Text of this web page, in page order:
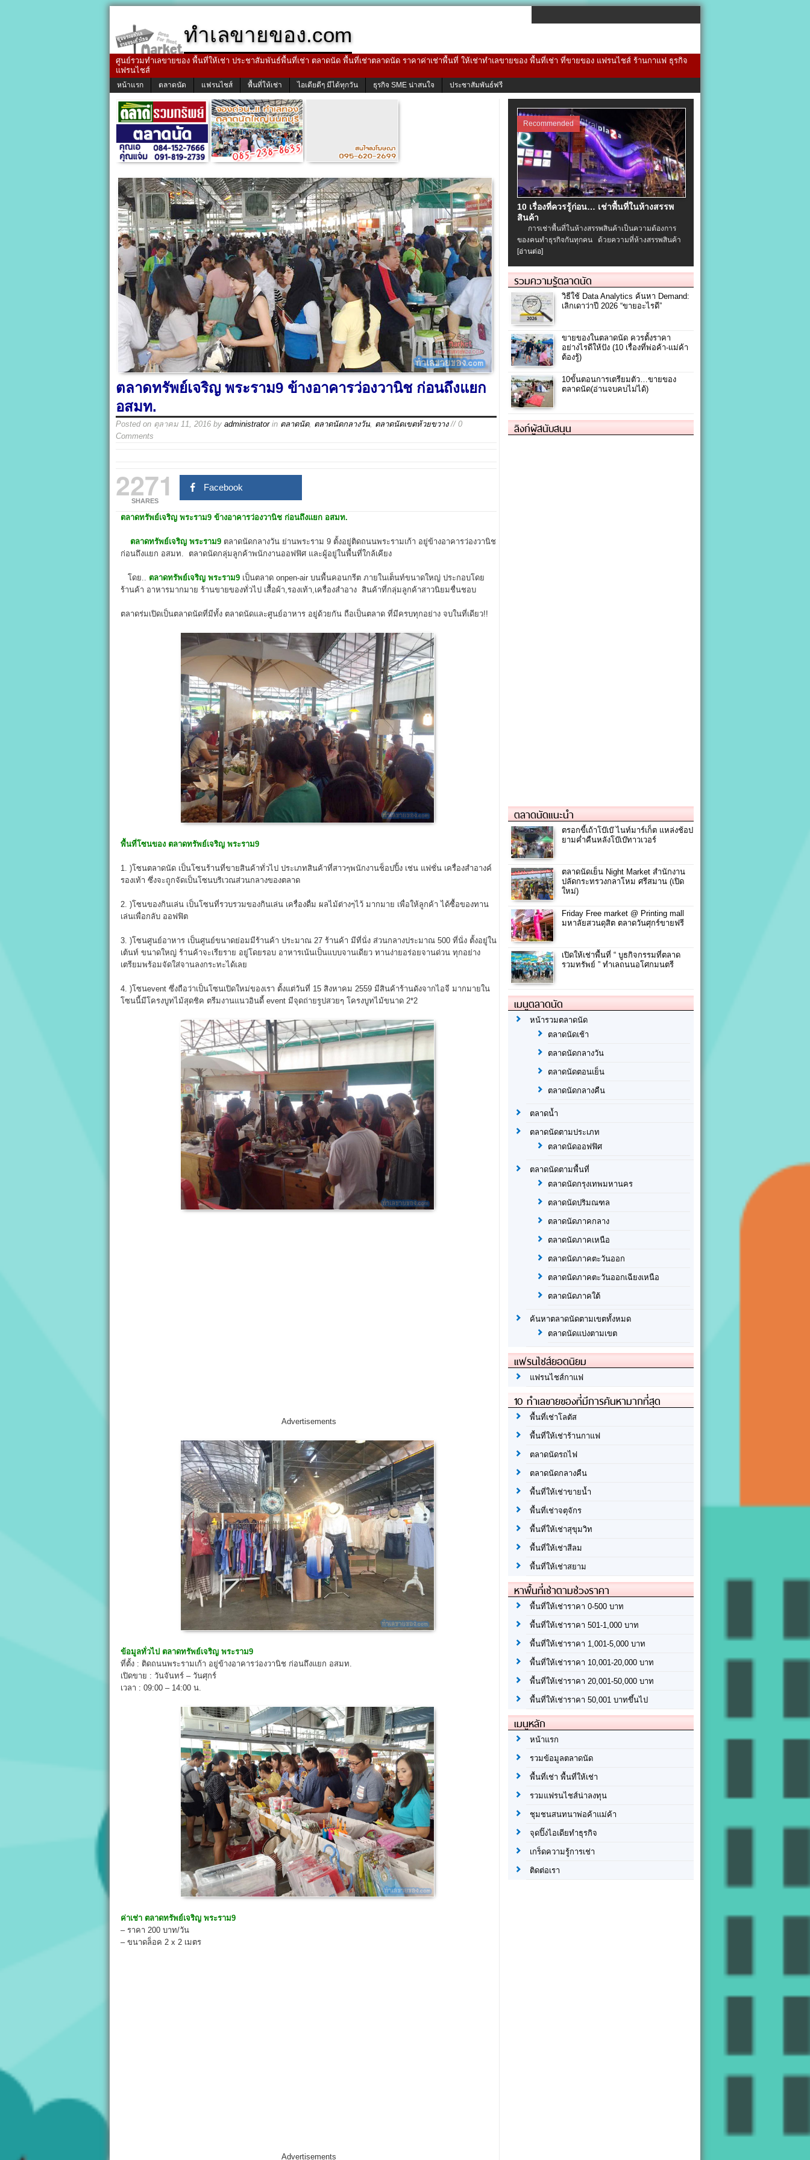
ทำเลขายของ.com
ศูนย์รวมทำเลขายของ พื้นที่ให้เช่า ประชาสัมพันธ์พื้นที่เช่า ตลาดนัด พื้นที่เช่าตลาดนัด ราคาค่าเช่าพื้นที่ ให้เช่าทำเลขายของ พื้นที่เช่า ที่ขายของ แฟรนไชส์ ร้านกาแฟ ธุรกิจ
แฟรนไชส์
หน้าแรก ตลาดนัด แฟรนไชส์ พื้นที่ให้เช่า ไอเดียดีๆ มีได้ทุกวัน ธุรกิจ SME น่าสนใจ ประชาสัมพันธ์ฟรี
ตลาดทรัพย์เจริญ พระราม9 ข้างอาคารว่องวานิช ก่อนถึงแยก
อสมท.
Posted on ตุลาคม 11, 2016 by administratorin ตลาดนัด, ตลาดนัดกลางวัน ตลาดนัดเขตห้วยขวาง// 0
Comments
2271
SHARES
Facebook
ตลาดทรัพย์เจริญ พระราม9 ข้างอาคารว่องวานิช ก่อนถึงแยก อสมท.
ตลาดทรัพย์เจริญ พระราม9 ตลาดนัดกลางวัน ย่านพระราม 9 ตั้งอยู่ติดถนนพระรามเก้า อยู่ข้างอาคารว่องวานิช
ก่อนถึงแยก อสมท. ตลาดนัดกลุ่มลูกค้าพนักงานออฟฟิศ และผู้อยู่ในพื้นที่ใกล้เคียง
โดย.. ตลาดทรัพย์เจริญ พระราม9 เป็นตลาด onpen-air บนพื้นคอนกรีต ภายในเต็นท์ขนาดใหญ่ ประกอบโดย
ร้านค้า อาหารมากมาย ร้านขายของทั่วไป เสื้อผ้า,รองเท้า,เครื่องสำอาง สินค้าที่กลุ่มลูกค้าสาวนิยมชื่นชอบ
ตลาดร่มเปิดเป็นตลาดนัดที่มีทั้ง ตลาดนัดและศูนย์อาหาร อยู่ด้วยกัน ถือเป็นตลาด ที่มีครบทุกอย่าง จบในที่เดียว!!
พื้นที่โซนของ ตลาดทรัพย์เจริญ พระราม9
1. )โซนตลาดนัด เป็นโซนร้านที่ขายสินค้าทั่วไป ประเภทสินค้าที่สาวๆพนักงานช็อปปิ้ง เช่น แฟชั่น เครื่องสำอางค์
รองเท้า ซึ่งจะถูกจัดเป็นโซนบริเวณส่วนกลางของตลาด
2. )โซนของกินเล่น เป็นโซนที่รวบรวมของกินเล่น เครื่องดื่ม ผลไม้ต่างๆไว้ มากมาย เพื่อให้ลูกค้า ได้ซื้อของทาน
เล่นเพื่อกลับ ออฟฟิต
3. )โซนศูนย์อาหาร เป็นศูนย์ขนาดย่อมมีร้านค้า ประมาณ 27 ร้านค้า มีที่นั่ง ส่วนกลางประมาณ 500 ที่นั่ง ตั้งอยู่ใน
เต้นท์ ขนาดใหญ่ ร้านค้าจะเรียราย อยู่โดยรอบ อาหารเน้นเป็นแบบจานเดียว ทานง่ายอร่อยจานด่วน ทุกอย่าง
เตรียมพร้อมจัดใส่จานลงกระทะได้เลย
4. )โซนevent ซึ่งถือว่าเป็นโซนเปิดใหม่ของเรา ตั้งแต่วันที่ 15 สิงหาคม 2559 มีสินค้าร้านดังจากไอจี มากมายใน
โซนนี้มีโครงบูทไม้สุดชิค ตรีมงานแนวอินดี้ event มีจุดถ่ายรูปสวยๆ โครงบูทไม้ขนาด 2*2
Advertisements
ข้อมูลทั่วไป ตลาดทรัพย์เจริญ พระราม9
ที่ตั้ง : ติดถนนพระรามเก้า อยู่ข้างอาคารว่องวานิช ก่อนถึงแยก อสมท.
เปิดขาย : วันจันทร์ – วันศุกร์
เวลา : 09:00 – 14:00 น.
ค่าเช่า ตลาดทรัพย์เจริญ พระราม9
– ราคา 200 บาท/วัน
– ขนาดล็อค 2 x 2 เมตร
Advertisements
Recommended
10 เรื่องที่ควรรู้ก่อน… เช่าพื้นที่ในห้างสรรพ
สินค้า
การเช่าพื้นที่ในห้างสรรพสินค้าเป็นความต้องการ
ของคนทำธุรกิจกันทุกคน ด้วยความที่ห้างสรรพสินค้า
[อ่านต่อ]
รวมความรู้ตลาดนัด
วิธีใช้ Data Analytics ค้นหา Demand:
เลิกเดาว่าปี 2026 “ขายอะไรดี”
ขายของในตลาดนัด ควรตั้งราคา
อย่างไรดีให้ปัง (10 เรื่องที่พ่อค้า-แม่ค้า
ต้องรู้)
10ขั้นตอนการเตรียมตัว…ขายของ
ตลาดนัด(อ่านจบคบไม่ได้)
ลิงก์ผู้สนับสนุน
ตลาดนัดแนะนำ
ตรอกขี้เถ้าโบ๊เบ๊ ไนท์มาร์เก็ต แหล่งช้อป
ยามค่ำคืนหลังโบ๊เบ๊ทาวเวอร์
ตลาดนัดเย็น Night Market สำนักงาน
ปลัดกระทรวงกลาโหม ศรีสมาน (เปิด
ใหม่)
Friday Free market @ Printing mall
มหาลัยสวนดุสิต ตลาดวันศุกร์ขายฟรี
เปิดให้เช่าพื้นที่ “ บูธกิจกรรมที่ตลาด
รวมทรัพย์ ” ทำเลถนนอโศกมนตรี
เมนูตลาดนัด
หน้ารวมตลาดนัด
ตลาดนัดเช้า
ตลาดนัดกลางวัน
ตลาดนัดตอนเย็น
ตลาดนัดกลางคืน
ตลาดน้ำ
ตลาดนัดตามประเภท
ตลาดนัดออฟฟิศ
ตลาดนัดตามพื้นที่
ตลาดนัดกรุงเทพมหานคร
ตลาดนัดปริมณฑล
ตลาดนัดภาคกลาง
ตลาดนัดภาคเหนือ
ตลาดนัดภาคตะวันออก
ตลาดนัดภาคตะวันออกเฉียงเหนือ
ตลาดนัดภาคใต้
ค้นหาตลาดนัดตามเขตทั้งหมด
ตลาดนัดแบ่งตามเขต
แฟรนไชส์ยอดนิยม
แฟรนไชส์กาแฟ
10 ทำเลขายของที่มีการค้นหามากที่สุด
พื้นที่เช่าโลตัส
พื้นที่ให้เช่าร้านกาแฟ
ตลาดนัดรถไฟ
ตลาดนัดกลางคืน
พื้นที่ให้เช่าขายน้ำ
พื้นที่เช่าจตุจักร
พื้นที่ให้เช่าสุขุมวิท
พื้นที่ให้เช่าสีลม
พื้นที่ให้เช่าสยาม
หาพื้นที่เช่าตามช่วงราคา
พื้นที่ให้เช่าราคา 0-500 บาท
พื้นที่ให้เช่าราคา 501-1,000 บาท
พื้นที่ให้เช่าราคา 1,001-5,000 บาท
พื้นที่ให้เช่าราคา 10,001-20,000 บาท
พื้นที่ให้เช่าราคา 20,001-50,000 บาท
พื้นที่ให้เช่าราคา 50,001 บาทขึ้นไป
เมนูหลัก
หน้าแรก
รวมข้อมูลตลาดนัด
พื้นที่เช่า พื้นที่ให้เช่า
รวมแฟรนไชส์น่าลงทุน
ชุมชนสนทนาพ่อค้าแม่ค้า
จุดปิ๊งไอเดียทำธุรกิจ
เกร็ดความรู้การเช่า
ติดต่อเรา